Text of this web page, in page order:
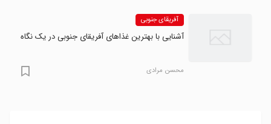
آفریقای جنوبی
آشنایی با بهترین غذاهای آفریقای جنوبی در یک نگاه
محسن مرادی